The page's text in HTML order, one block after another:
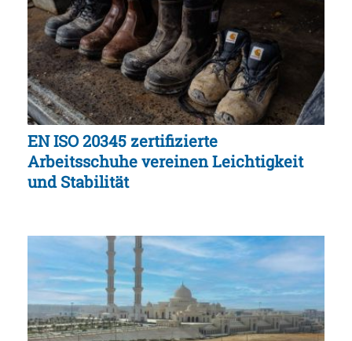
EN ISO 20345 zertifizierte
Arbeitsschuhe vereinen Leichtigkeit
und Stabilität